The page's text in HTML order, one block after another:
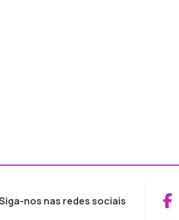
nos nas redes sociais